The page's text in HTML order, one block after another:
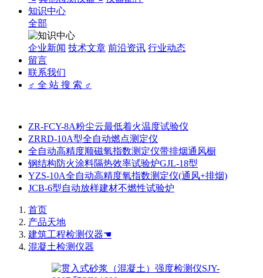
知识中心
全部
企业新闻 技术文章 前沿资讯 行业动态
留言
联系我们
♂ 全 站 搜 索 ♂
ZR-FCY-8A粉尘云最低着火温度试验仪
ZRRD-10A型全自动燃点测定仪
全自动高精度顺磁氧指数测定仪带排烟通风橱
钢结构防火涂料隔热效率试验炉GJL-18型
YZS-10A全自动高精度氧指数测定仪(通风+排烟)
JCB-6型自动放样建材不燃性试验炉
首页
产品天地
建筑工程检测仪器☚
混凝土检测仪器